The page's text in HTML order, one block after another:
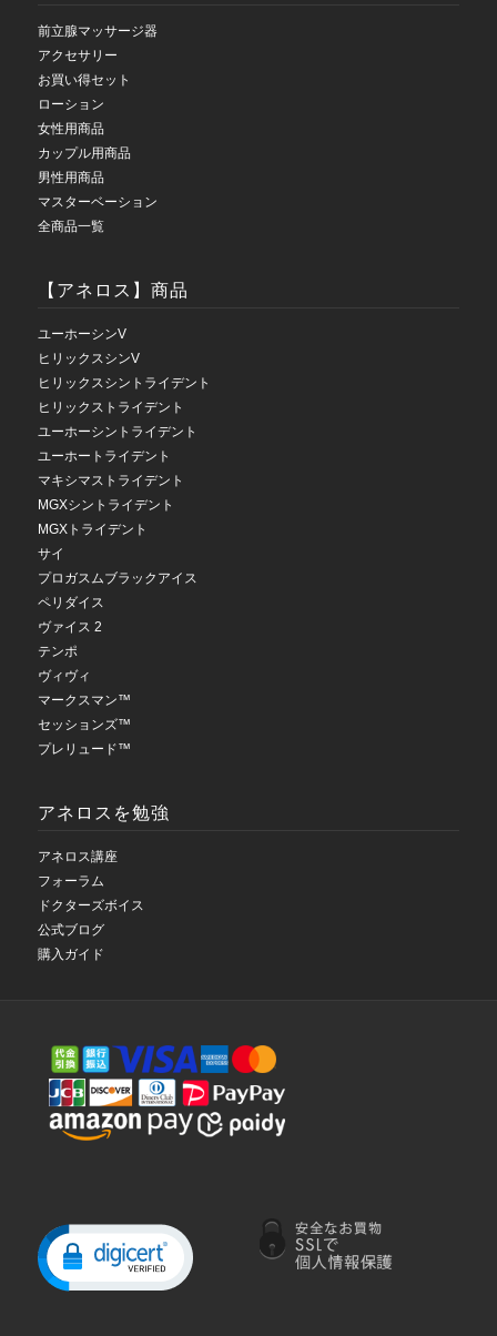
前立腺マッサージ器
アクセサリー
お買い得セット
ローション
女性用商品
カップル用商品
男性用商品
マスターベーション
全商品一覧
【アネロス】商品
ユーホーシンV
ヒリックスシンV
ヒリックスシントライデント
ヒリックストライデント
ユーホーシントライデント
ユーホートライデント
マキシマストライデント
MGXシントライデント
MGXトライデント
サイ
プロガスムブラックアイス
ペリダイス
ヴァイス 2
テンポ
ヴィヴィ
マークスマン™
セッションズ™
プレリュード™
アネロスを勉強
アネロス講座
フォーラム
ドクターズボイス
公式ブログ
購入ガイド